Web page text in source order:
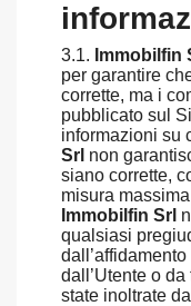
3.1. Immobilfin
per garantire
corrette, ma i
pubblicato sul
informazioni su
Srl non
siano corrette,
misura
Immobilfin Srl
qualsiasi
dall’Utente o
state inoltrate